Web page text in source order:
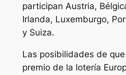
participan Austria,
Irlanda, Luxemburgo,
y Suiza.
Las posibilidades de
premio de la lotería